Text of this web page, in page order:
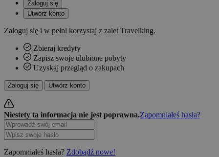
Zaloguj się
Utwórz konto
Zaloguj się i w pełni korzystaj z zalet Travelking.
Zbieraj kredyty
Zapisz swoje ulubione pobyty
Uzyskaj przegląd o zakupach
Zaloguj się Utwórz konto
Niestety ta informacja nie jest poprawna.Zapomniałeś hasła?
Zapomniałeś hasła? Zdobądź nowe!